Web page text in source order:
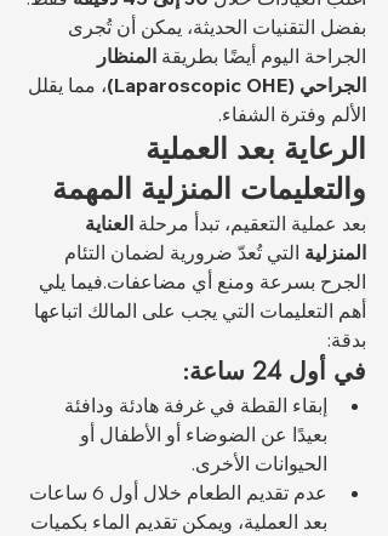
بفضل التقنيات الحديثة، يمكن أن تُجرى
الجراحة اليوم أيضًا بطريقة المنظار
الجراحي (Laparoscopic OHE)
، مما يقلل
الألم وفترة الشفاء.
الرعاية بعد العملية
والتعليمات المنزلية المهمة
بعد عملية التعقيم، تبدأ مرحلة العناية
المنزلية التي تُعدّ ضرورية لضمان التئام
الجرح بسرعة ومنع أي مضاعفات.فيما يلي
أهم التعليمات التي يجب على المالك اتباعها
بدقة:
في أول 24 ساعة:
إبقاء القطة في غرفة هادئة ودافئة
بعيدًا عن الضوضاء أو الأطفال أو
الحيوانات الأخرى.
عدم تقديم الطعام خلال أول 6 ساعات
بعد العملية، ويمكن تقديم الماء بكميات